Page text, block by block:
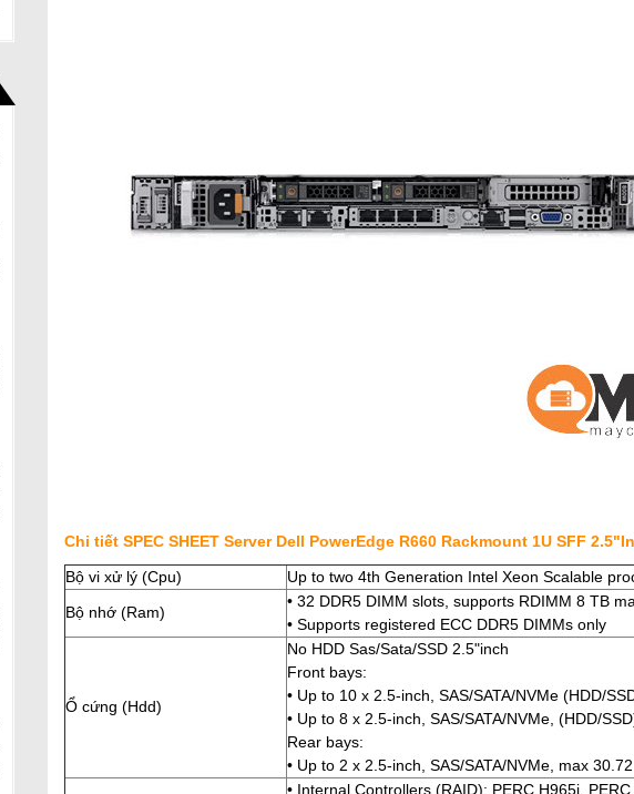
Chi tiết SPEC SHEET Server Dell PowerEdge R660 Rackmount 1U SFF
Bộ vi xử lý (Cpu)
Up to two 4th Generation Intel Xeon Scalable
Bộ nhớ (Ram)
• 32 DDR5 DIMM slots, supports RDIMM 8 TB
• Supports registered ECC DDR5 DIMMs only
Ổ cứng (Hdd)
No HDD Sas/Sata/SSD 2.5"inch
Front bays:
• Up to 10 x 2.5-inch, SAS/SATA/NVMe (HDD/
• Up to 8 x 2.5-inch, SAS/SATA/NVMe, (HDD/
Rear bays:
• Up to 2 x 2.5-inch, SAS/SATA/NVMe, max
• Internal Controllers (RAID): PERC H965i,